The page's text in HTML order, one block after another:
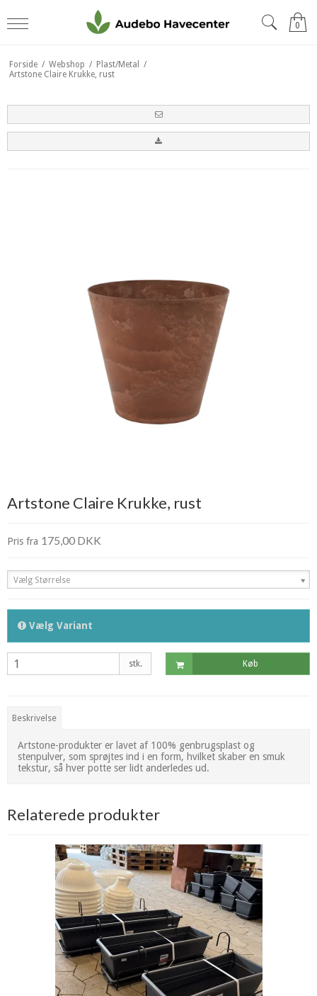
0
Forside / Webshop / Plast/Metal
/
Artstone Claire Krukke, rust
Artstone Claire Krukke, rust
Pris fra 175,00 DKK
Vælg Størrelse
Vælg Variant
stk. Køb
Beskrivelse
Artstone-produkter er lavet af 100% genbrugsplast og
stenpulver, som sprøjtes ind i en form, hvilket skaber en smuk
tekstur, så hver potte ser lidt anderledes ud.
Relaterede produkter